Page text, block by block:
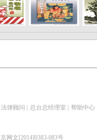
法律顾问 总台总经理室 帮助中心
京网文[2014]0383-083号